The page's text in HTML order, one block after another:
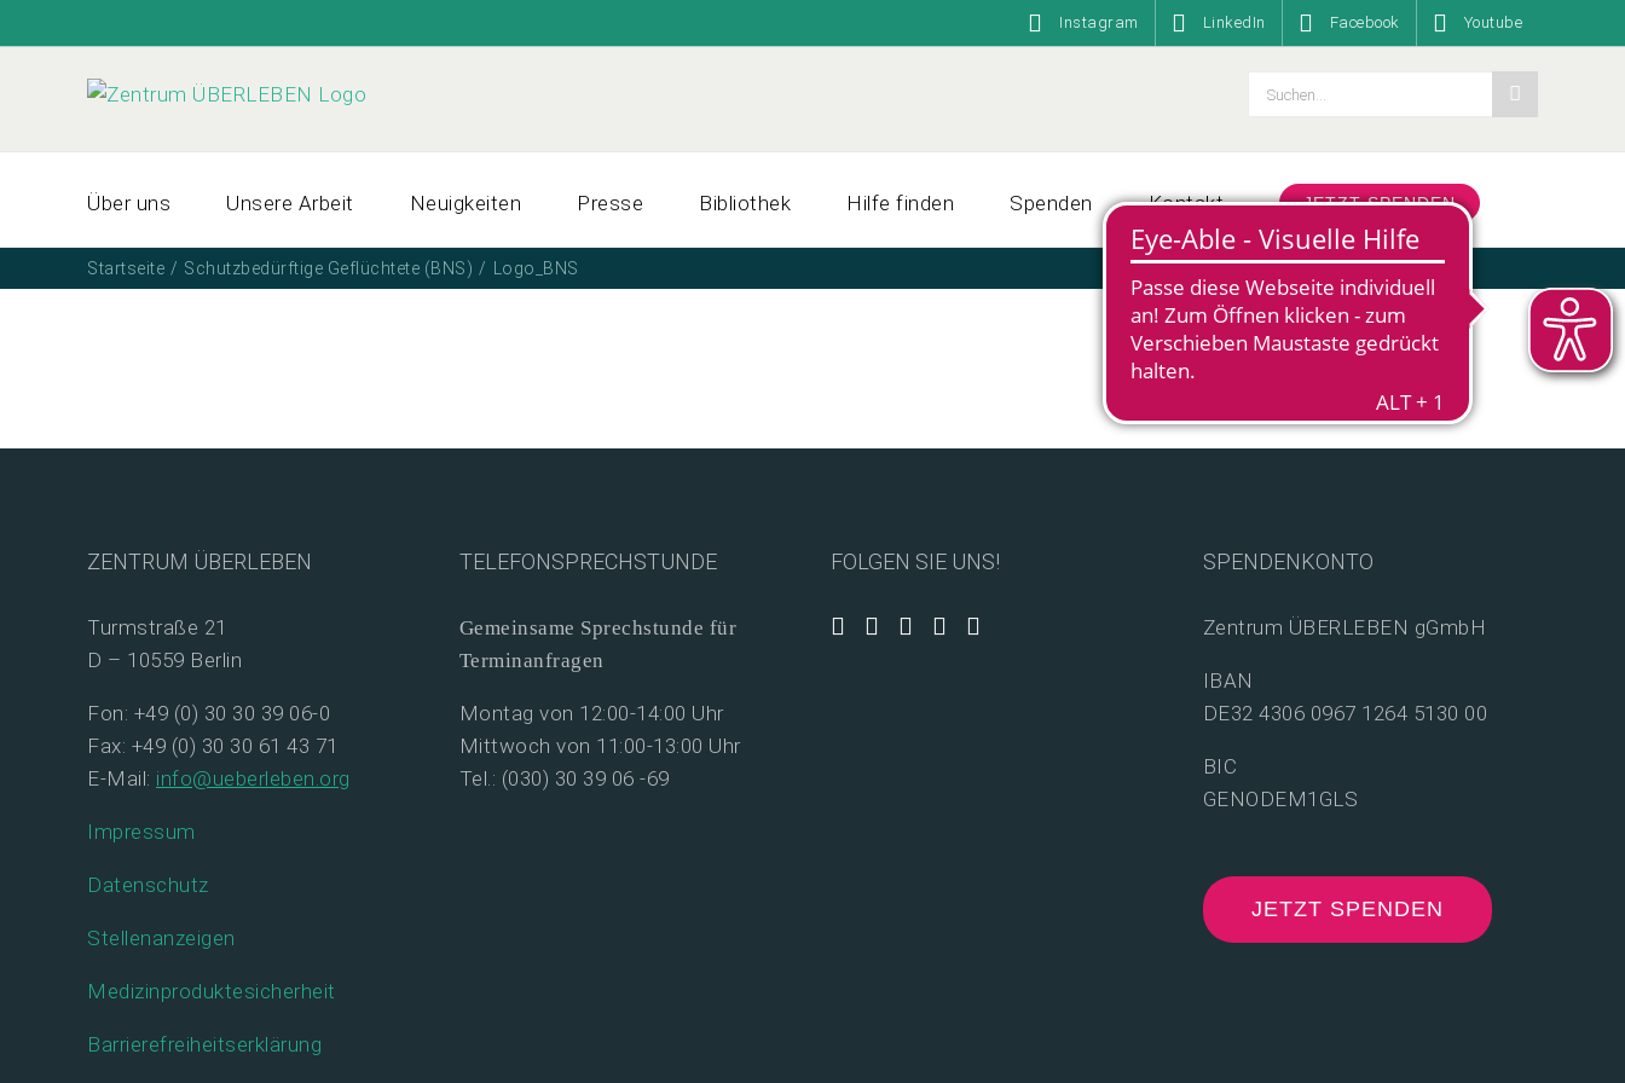
Inhalt
Instagram LinkedIn Facebook Youtube
Suche
Über uns Unsere Arbeit Neuigkeiten Presse Bibliothek Hilfe finden Spenden Kontakt JETZT SPENDEN
Startseite Schutzbedürftige Geflüchtete (BNS) Logo_BNS
ZENTRUM ÜBERLEBEN
Turmstraße 21
D – 10559 Berlin
Fon: +49 (0) 30 30 39 06-0
Fax: +49 (0) 30 30 61 43 71
E-Mail: info@ueberleben.org
Impressum
Datenschutz
Stellenanzeigen
Medizinproduktesicherheit
Barrierefreiheitserklärung
TELEFONSPRECHSTUNDE
Gemeinsame Sprechstunde für
Terminanfragen
Montag von 12:00-14:00 Uhr
Mittwoch von 11:00-13:00 Uhr
Tel.: (030) 30 39 06 -69
FOLGEN SIE UNS! SPENDENKONTO
Zentrum ÜBERLEBEN gGmbH
IBAN
DE32 4306 0967 1264 5130 00
BIC
GENODEM1GLS
JETZT SPENDEN